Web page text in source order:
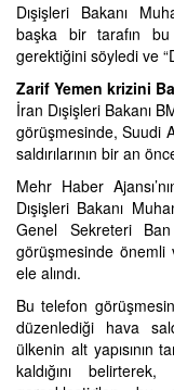
Dışişleri Bakanı
başka bir tarafın
gerektiğini söyledi ve
Zarif Yemen krizini
İran Dışişleri Bakanı
görüşmesinde, Suudi
saldırılarının bir an
Mehr Haber
Dışişleri Bakanı
Genel Sekreteri
görüşmesinde önemli
ele alındı.
Bu telefon
düzenlediği hava
ülkenin alt yapısının
kaldığını